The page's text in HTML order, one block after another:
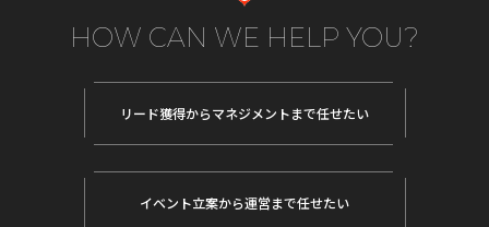
HOW CAN WE HELP YOU?
リード獲得からマネジメントまで任せたい
イベント立案から運営まで任せたい